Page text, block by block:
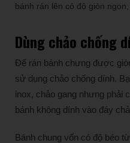
bánh rán lên có độ giòn
Dùng chảo chống
Để rán bánh chưng được
sử dụng chảo chống dính.
inox, chảo gang nhưng phải
bánh không dính vào đáy
Bánh chung vốn có độ béo